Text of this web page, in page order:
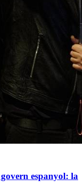
espanyol: la